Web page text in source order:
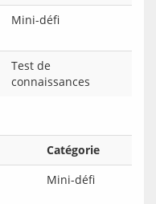
Mini-défi
Test de
connaissances
Catégorie
Mini-défi